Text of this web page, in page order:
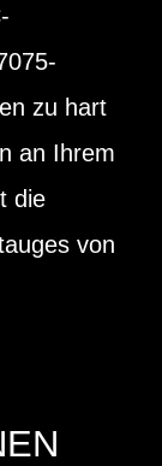
zu hart
an Ihrem
die
von